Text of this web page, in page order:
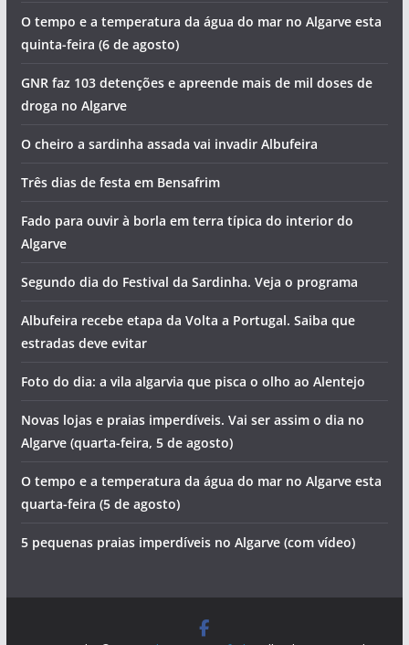
O tempo e a temperatura da água do mar no Algarve esta
quinta-feira (6 de agosto)
GNR faz 103 detenções e apreende mais de mil doses de
droga no Algarve
O cheiro a sardinha assada vai invadir Albufeira
Três dias de festa em Bensafrim
Fado para ouvir à borla em terra típica do interior do
Algarve
Segundo dia do Festival da Sardinha. Veja o programa
Albufeira recebe etapa da Volta a Portugal. Saiba que
estradas deve evitar
Foto do dia: a vila algarvia que pisca o olho ao Alentejo
Novas lojas e praias imperdíveis. Vai ser assim o dia no
Algarve (quarta-feira, 5 de agosto)
O tempo e a temperatura da água do mar no Algarve esta
quarta-feira (5 de agosto)
5 pequenas praias imperdíveis no Algarve (com vídeo)